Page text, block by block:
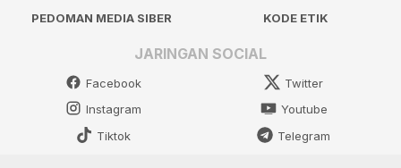
PEDOMAN MEDIA SIBER
KODE ETIK
JARINGAN SOCIAL
Facebook
Twitter
Instagram
Youtube
Tiktok
Telegram